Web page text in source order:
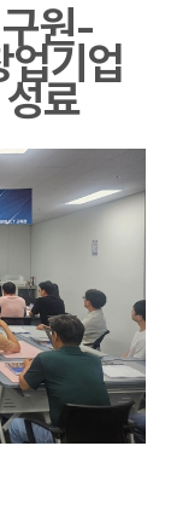
원-
업기업
료